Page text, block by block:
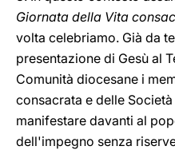
Giornata della Vita
volta celebriamo. Già da
presentazione di Gesù al
Comunità diocesane i
consacrata e delle
manifestare davanti al
dell'impegno senza